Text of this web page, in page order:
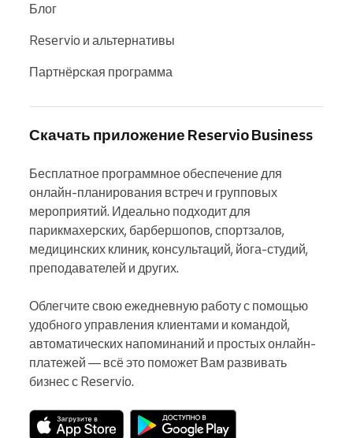
Блог
Reservio и альтернативы
Партнёрская программа
Скачать приложение Reservio Business
Бесплатное программное обеспечение для
онлайн-планирования встреч и групповых
мероприятий. Идеально подходит для
парикмахерских, барбершопов, спортзалов,
медицинских клиник, консультаций, йога-студий,
преподавателей и других.
Облегчите свою ежедневную работу с помощью
удобного управления клиентами и командой,
автоматических напоминаний и простых онлайн-
платежей — всё это поможет Вам развивать
бизнес с Reservio.